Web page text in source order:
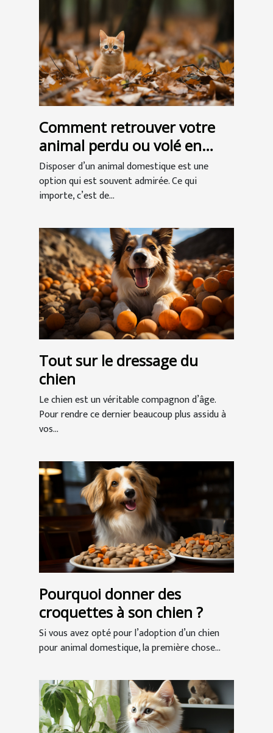
Comment retrouver votre
animal perdu ou volé en
Belgique ?
Disposer d’un animal domestique est une
option qui est souvent admirée. Ce qui
importe, c’est de...
Tout sur le dressage du
chien
Le chien est un véritable compagnon d’âge.
Pour rendre ce dernier beaucoup plus assidu à
vos...
Pourquoi donner des
croquettes à son chien ?
Si vous avez opté pour l’adoption d’un chien
pour animal domestique, la première chose...